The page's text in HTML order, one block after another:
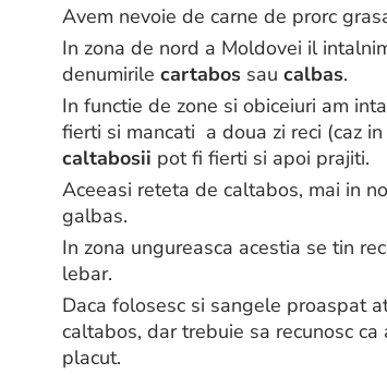
Avem nevoie de carne de prorc
In zona de nord a Moldovei il
denumirile cartabos sau calbas.
In functie de zone si obiceiuri am
fierti si mancati a doua zi reci (caz
caltabosii pot fi fierti si apoi prajiti.
Aceeasi reteta de caltabos, mai in
galbas.
In zona ungureasca acestia se tin
lebar.
Daca folosesc si sangele proaspat
caltabos, dar trebuie sa recunosc
placut.